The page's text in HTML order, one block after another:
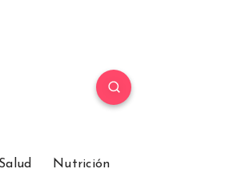
Salud Nutrición